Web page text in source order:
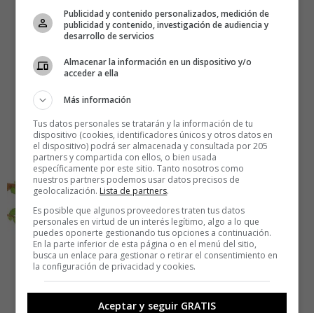
Publicidad y contenido personalizados, medición de
publicidad y contenido, investigación de audiencia y
desarrollo de servicios
Almacenar la información en un dispositivo y/o
acceder a ella
Más información
Tus datos personales se tratarán y la información de tu
dispositivo (cookies, identificadores únicos y otros datos en
el dispositivo) podrá ser almacenada y consultada por 205
partners y compartida con ellos, o bien usada
específicamente por este sitio. Tanto nosotros como
nuestros partners podemos usar datos precisos de
geolocalización. Lista de partners.
Es posible que algunos proveedores traten tus datos
personales en virtud de un interés legítimo, algo a lo que
puedes oponerte gestionando tus opciones a continuación.
En la parte inferior de esta página o en el menú del sitio,
busca un enlace para gestionar o retirar el consentimiento en
la configuración de privacidad y cookies.
Aceptar y seguir GRATIS